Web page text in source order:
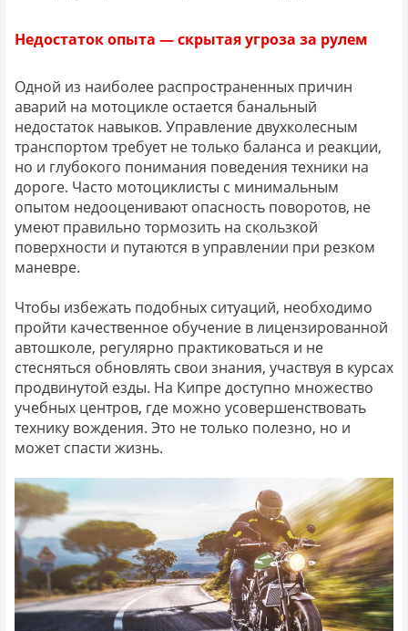
Недостаток опыта — скрытая угроза за рулем
Одной из наиболее распространенных причин
аварий на мотоцикле остается банальный
недостаток навыков. Управление двухколесным
транспортом требует не только баланса и реакции,
но и глубокого понимания поведения техники на
дороге. Часто мотоциклисты с минимальным
опытом недооценивают опасность поворотов, не
умеют правильно тормозить на скользкой
поверхности и путаются в управлении при резком
маневре.
Чтобы избежать подобных ситуаций, необходимо
пройти качественное обучение в лицензированной
автошколе, регулярно практиковаться и не
стесняться обновлять свои знания, участвуя в курсах
продвинутой езды. На Кипре доступно множество
учебных центров, где можно усовершенствовать
технику вождения. Это не только полезно, но и
может спасти жизнь.